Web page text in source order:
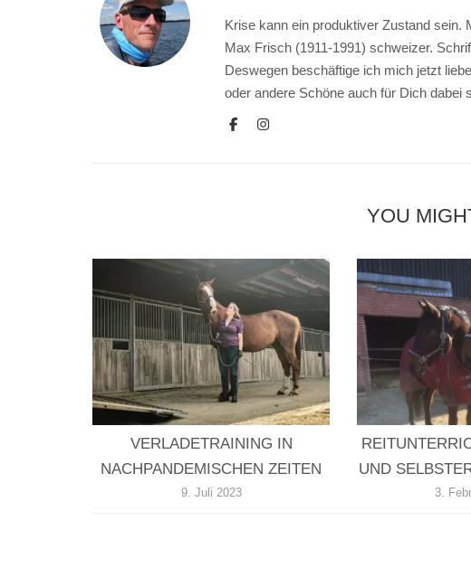
Krise kann ein produktiver Zustand
Max Frisch (1911-1991) schweizer.
Deswegen beschäftige ich mich jetzt
oder andere Schöne auch für Dich dabei
YOU
VERLADETRAINING IN
NACHPANDEMISCHEN ZEITEN
9. Juli 2023
UND
3.